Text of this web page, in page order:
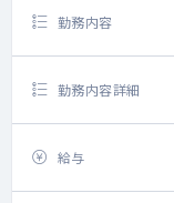
勤務内容
勤務内容詳細
給与